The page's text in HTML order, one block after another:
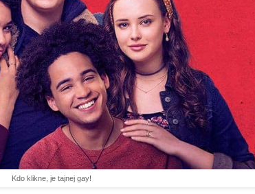
Kdo klikne, je tajnej gay!